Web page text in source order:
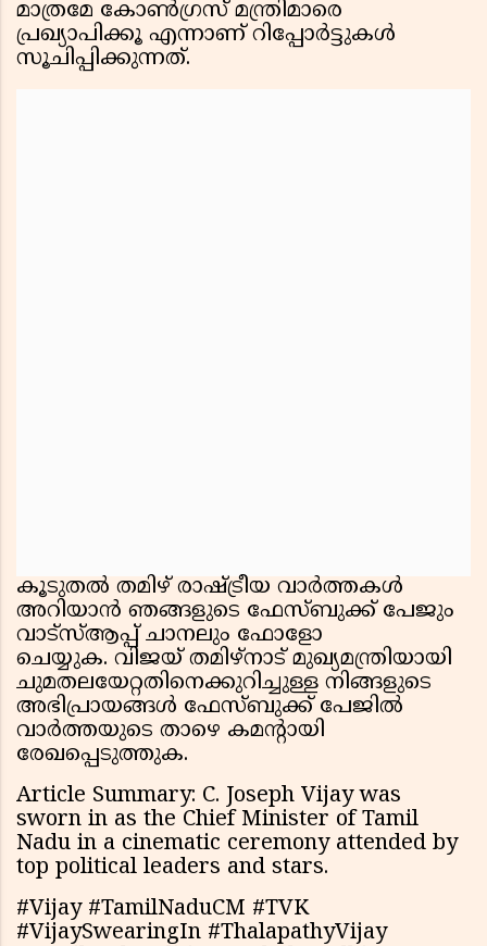
മാത്രമേ കോൺഗ്രസ് മന്ത്രിമാരെ
പ്രഖ്യാപിക്കൂ എന്നാണ് റിപ്പോർട്ടുകൾ
സൂചിപ്പിക്കുന്നത്.
കൂടുതൽ തമിഴ് രാഷ്ട്രീയ വാർത്തകൾ
അറിയാൻ ഞങ്ങളുടെ ഫേസ്ബുക്ക് പേജും
വാട്സ്ആപ്പ് ചാനലും ഫോളോ
ചെയ്യുക. വിജയ് തമിഴ്‌നാട് മുഖ്യമന്ത്രിയായി
ചുമതലയേറ്റതിനെക്കുറിച്ചുള്ള നിങ്ങളുടെ
അഭിപ്രായങ്ങൾ ഫേസ്ബുക്ക് പേജില്‍
വാര്‍ത്തയുടെ താഴെ കമന്റായി
രേഖപ്പെടുത്തുക.
Article Summary: C. Joseph Vijay was
sworn in as the Chief Minister of Tamil
Nadu in a cinematic ceremony attended by
top political leaders and stars.
#Vijay #TamilNaduCM #TVK
#VijaySwearingIn #ThalapathyVijay